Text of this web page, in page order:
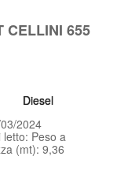
CELLINI 655
Diesel
2024
letto: Peso a
(mt): 9,36